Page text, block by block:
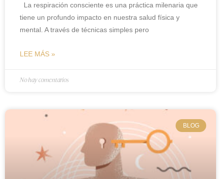
La respiración consciente es una práctica milenaria que
tiene un profundo impacto en nuestra salud física y
mental. A través de técnicas simples pero
LEE MÁS »
No hay comentarios
BLOG